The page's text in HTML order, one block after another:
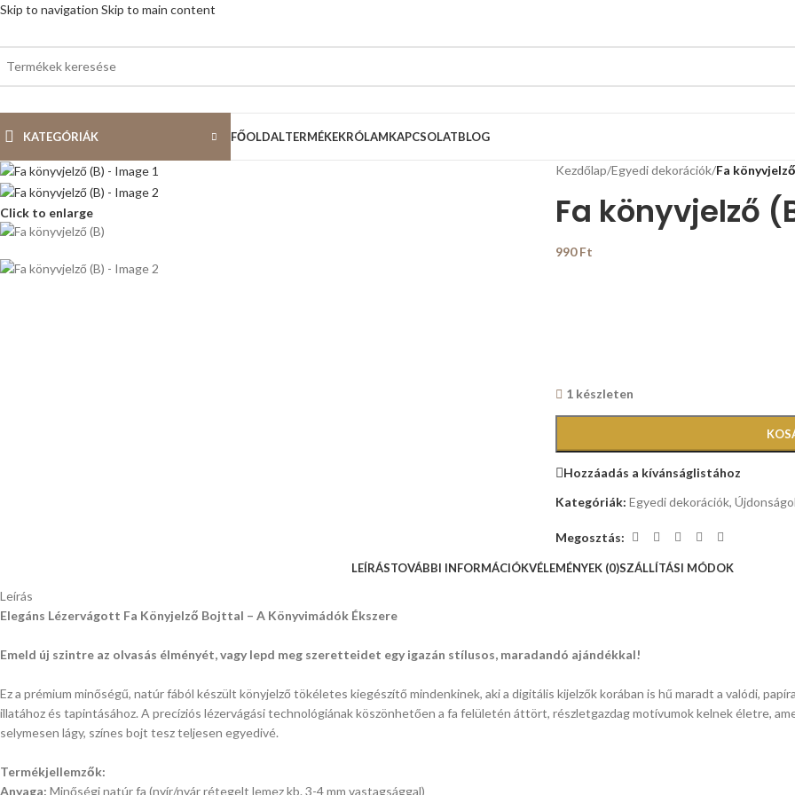
Skip to navigation Skip to main content
KATEGÓRIÁK FŐOLDALTERMÉKEKRÓLAMKAPCSOLATBLOG
Click to enlarge
Kezdőlap/Egyedi dekorációk/Fa
Fa könyvjelző
990Ft
1 készleten
Hozzáadás a kívánságlistához
Kategóriák: Egyedi dekorációk,
Megosztás:
LEÍRÁSTOVÁBBI INFORMÁCIÓKVÉLEMÉNYEK (0)SZÁLLÍTÁSI MÓDOK
Leírás
Elegáns Lézervágott Fa Könyjelző Bojttal – A Könyvimádók Ékszere
Emeld új szintre az olvasás élményét, vagy lepd meg szeretteidet egy igazán stílusos, maradandó ajándékkal!
Ez a prémium minőségű, natúr fából készült könyjelző tökéletes kiegészítő mindenkinek, aki a digitális kijelzők korában is hű maradt a valódi,
illatához és tapintásához. A precíziós lézervágási technológiának köszönhetően a fa felületén áttört, részletgazdag motívumok kelnek életre,
selymesen lágy, színes bojt tesz teljesen egyedivé.
Termékjellemzők:
Anyaga: Minőségi natúr fa (nyír/nyár rétegelt lemez kb. 3-4 mm vastagsággal)